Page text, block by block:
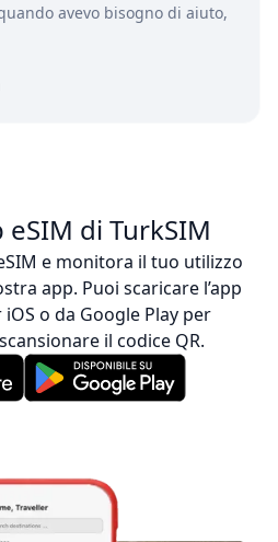
avevo bisogno di aiuto,
eSIM di TurkSIM
e monitora il tuo utilizzo
app. Puoi scaricare l’app
iOS o da Google Play per
il codice QR.